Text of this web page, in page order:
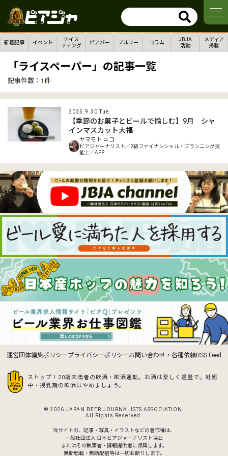
新着記事 イベント
テイス
ティング
ビアバー ブルワー コラム
JBJA
活動
メディア
掲載
「ライスペーパー」の記事一覧
記事件数： 1件
2025.9.30 Tue.
【季節のお菓子とビールで愉しむ】9月 シャ
インマスカット大福
ヤマモト ニコ
ビアジャーナリスト／2級ファイナンシャル・プランニング技
能士／AFP
運営団体編集ポリシープライバシーポリシーお問い合わせ・各種依頼RSS Feed
ストップ！20歳未満者の飲酒・飲酒運転。お酒は楽しく適量で。 妊娠
中・授乳期の飲酒はやめましょう。
© 2026 JAPAN BEER JOURNALISTS ASSOCIATION.
All Rights Reserved.
当サイトの、記事・写真・イラストなどの著作権は、
一般社団法人 日本ビアジャーナリスト協会
またはその執筆者・情報提供者に帰属します。
無断転載・無断配信等は一切お断りします。